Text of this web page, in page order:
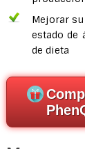
Mejorar
estado de
de dieta